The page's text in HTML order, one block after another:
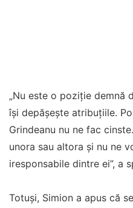
„Nu este o poziție demnă
își depășește atribuțiile.
Grindeanu nu ne fac
unora sau altora și nu ne
iresponsabile dintre ei”, a
Totuși, Simion a apus că